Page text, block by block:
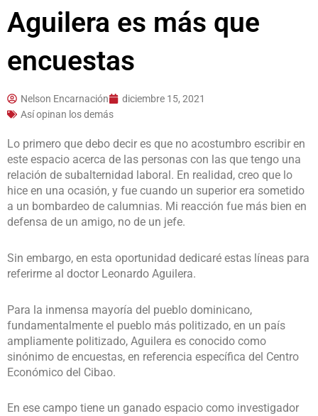
Aguilera es más que
encuestas
Nelson Encarnación
diciembre 15, 2021
Así opinan los demás
Lo primero que debo decir es que no acostumbro escribir en
este espacio acerca de las personas con las que tengo una
relación de subalternidad laboral. En realidad, creo que lo
hice en una ocasión, y fue cuando un superior era sometido
a un bombardeo de calumnias. Mi reacción fue más bien en
defensa de un amigo, no de un jefe.
Sin embargo, en esta oportunidad dedicaré estas líneas para
referirme al doctor Leonardo Aguilera.
Para la inmensa mayoría del pueblo dominicano,
fundamentalmente el pueblo más politizado, en un país
ampliamente politizado, Aguilera es conocido como
sinónimo de encuestas, en referencia específica del Centro
Económico del Cibao.
En ese campo tiene un ganado espacio como investigador